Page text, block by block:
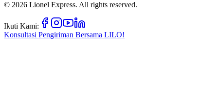
© 2026 Lionel Express. All rights reserved.
Ikuti Kami:
Konsultasi Pengiriman Bersama LILO!